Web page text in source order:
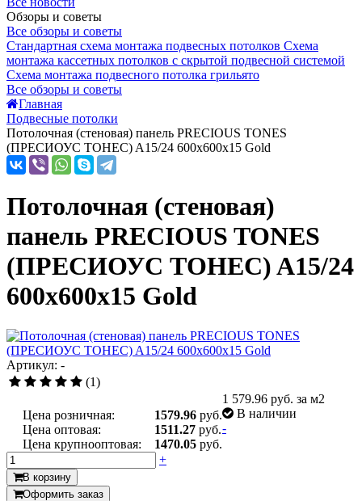
Обзоры и советы
Все обзоры и советы
Стандартная схема монтажа подвесных потолков Схема
монтажа кассетных потолков с скрытой подвесной системой
Схема монтажа подвесного потолка грильято
Все обзоры и советы
Главная
Подвесные потолки
Потолочная (стеновая) панель PRECIOUS TONES
(ПРЕCИОУС ТОНЕС) A15/24 600x600x15 Gold
Потолочная (стеновая)
панель PRECIOUS TONES
(ПРЕCИОУС ТОНЕС) A15/24
600x600x15 Gold
Артикул: -
(1)
Цена розничная: 1579.96 руб.
Цена оптовая:
1511.27 руб.
Цена крупнооптовая:
1470.05 руб.
1 579.96 руб. за м2
В наличии
-
+
В корзину
Оформить заказ